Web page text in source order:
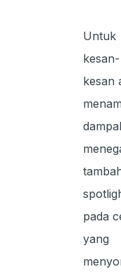
Untuk
kesan-
kesan
pada
yang